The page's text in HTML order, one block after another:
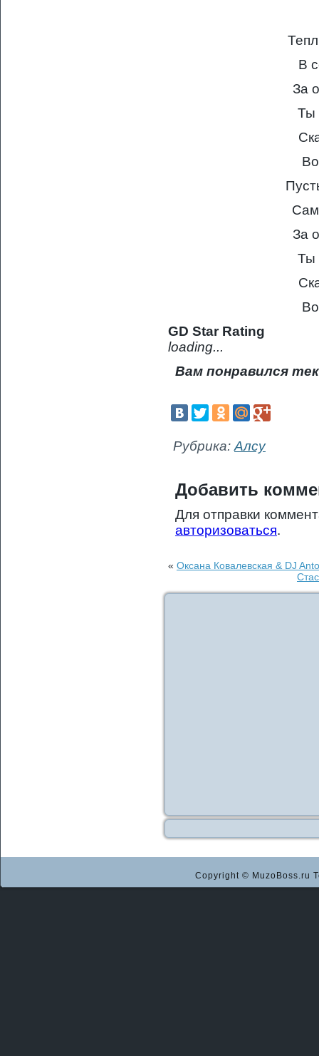
В
За
Ты
За
Ты
GD Star Rating
loading...
Вам понравился
Рубрика: Алсу
Добавить
Для отправки
авторизоваться.
« Оксана Ковалевская & DJ
Copyright © MuzoBoss.ru